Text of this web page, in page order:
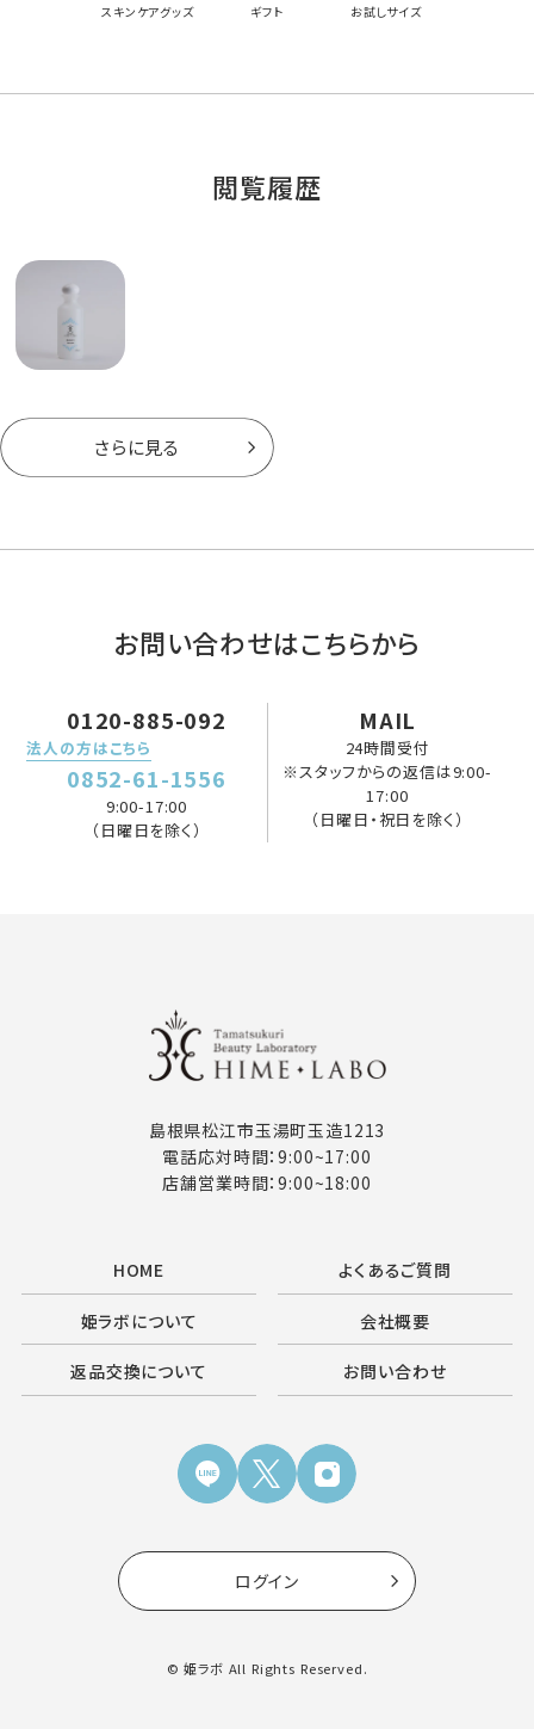
スキンケアグッズ ギフト お試しサイズ
閲覧履歴
さらに見る
お問い合わせはこちらから
0120-885-092
法人の方はこちら
0852-61-1556
9:00-17:00
（日曜日を除く）
MAIL
24時間受付
※スタッフからの返信は9:00-
17:00
（日曜日・祝日を除く）
島根県松江市玉湯町玉造1213
電話応対時間：9:00~17:00
店舗営業時間：9:00~18:00
HOME よくあるご質問
姫ラボについて 会社概要
返品交換について お問い合わせ
ログイン
© 姫ラボ All Rights Reserved.